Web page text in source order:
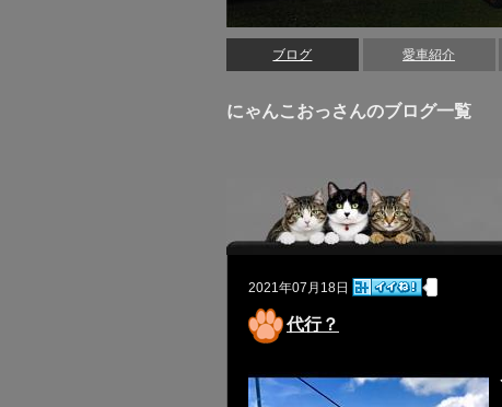
ブログ 愛車紹介
にゃんこおっさんのブログ一覧
2021年07月18日
代行？